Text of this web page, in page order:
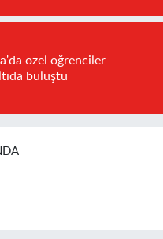
özel öğrenciler
buluştu